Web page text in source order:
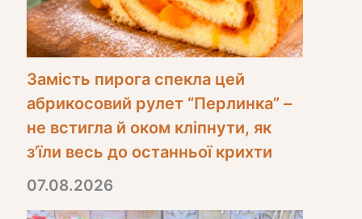
Замість пирога спекла цей
абрикосовий рулет “Перлинка” –
не встигла й оком кліпнути, як
з’їли весь до останньої крихти
07.08.2026